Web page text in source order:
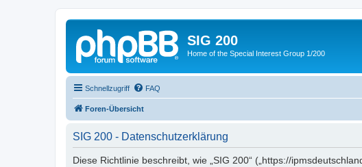
SIG 200
Home of the Special Interest Group 1/200
Schnellzugriff FAQ
Foren-Übersicht
SIG 200 - Datenschutzerklärung
Diese Richtlinie beschreibt, wie „SIG 200“ („https://